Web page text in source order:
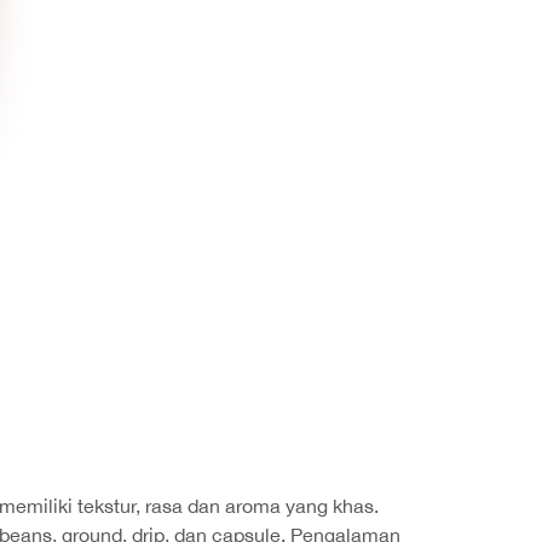
tekstur, rasa dan aroma yang khas.
ground, drip, dan capsule. Pengalaman